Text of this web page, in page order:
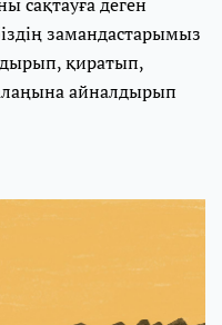
замандастарымыз
қиратып,
айналдырып